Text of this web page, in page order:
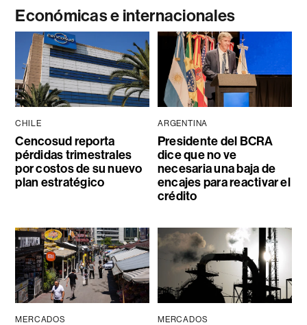
Económicas e internacionales
CHILE
Cencosud reporta
pérdidas trimestrales
por costos de su nuevo
plan estratégico
ARGENTINA
Presidente del BCRA
dice que no ve
necesaria una baja de
encajes para reactivar el
crédito
MERCADOS MERCADOS